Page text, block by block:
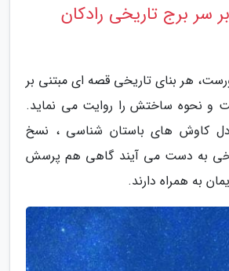
سر برج تاریخی رادکان
هر بنای تاریخی قصه ای مبتنی بر
و نحوه ساختش را روایت می نماید.
کاوش های باستان شناسی ، نسخ
به دست می آیند گاهی هم پرسش
به همراه دارند.